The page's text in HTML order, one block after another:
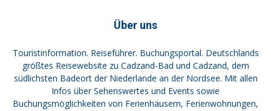
Über uns
Touristinformation. Reiseführer. Buchungsportal. Deutschlands
größtes Reisewebsite zu Cadzand-Bad und Cadzand, dem
südlichsten Badeort der Niederlande an der Nordsee. Mit allen
Infos über Sehenswertes und Events sowie
Buchungsmöglichkeiten von Ferienhäusern, Ferienwohnungen,